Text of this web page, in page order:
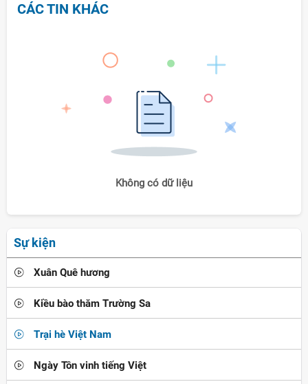
CÁC TIN KHÁC
Không có dữ liệu
Sự kiện
Xuân Quê hương
Kiều bào thăm Trường Sa
Trại hè Việt Nam
Ngày Tôn vinh tiếng Việt